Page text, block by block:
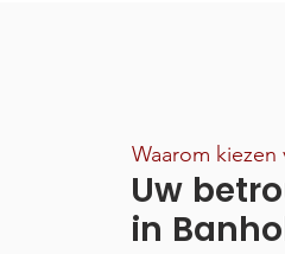
Waarom kiezen
Uw
in